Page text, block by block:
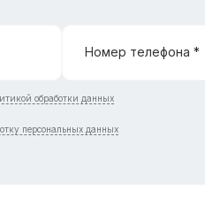
Номер телефона *
обработки данных
персональных данных